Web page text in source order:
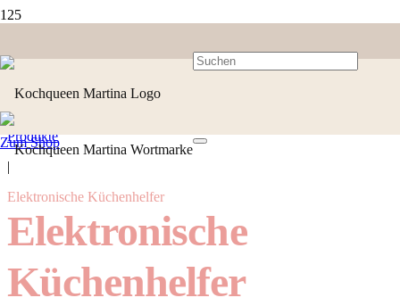
Zum Shop
Produkte
|
Elektronische Küchenhelfer
Elektronische
Küchenhelfer